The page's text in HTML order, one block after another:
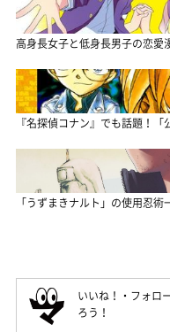
高身長女子と低身長男子の恋愛
『名探偵コナン』でも話題！
「うずまきナルト」の使用忍術
いいね！・フォロ
ろう！